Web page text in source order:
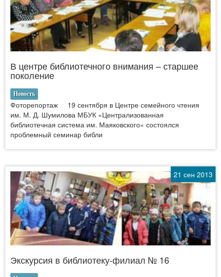
В центре библиотечного внимания – старшее
поколение
Новость
Фоторепортаж 19 сентября в Центре семейного чтения
им. М. Д. Шумилова МБУК «Централизованная
библиотечная система им. Маяковского» состоялся
проблемный семинар библи
21 сен 2013
Экскурсия в библиотеку-филиал № 16